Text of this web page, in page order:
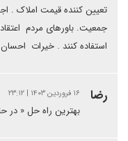
تعیین کننده قیمت املاک .
جمعیت. باورهای مردم
استفاده کنند ‌. خیرات
رضا ۱۶ فروردین ۱۴۰۳ | ۲۳:۱۲
بهترین راه حل « در